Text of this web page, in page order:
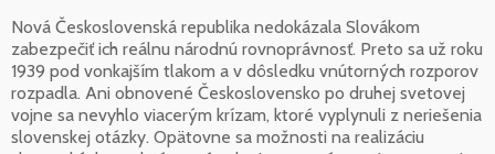
Nová Československá republika nedokázala Slovákom
zabezpečiť ich reálnu národnú rovnoprávnosť. Preto sa už roku
1939 pod vonkajším tlakom a v dôsledku vnútorných rozporov
rozpadla. Ani obnovené Československo po druhej svetovej
vojne sa nevyhlo viacerým krízam, ktoré vyplynuli z neriešenia
slovenskej otázky. Opätovne sa možnosti na realizáciu